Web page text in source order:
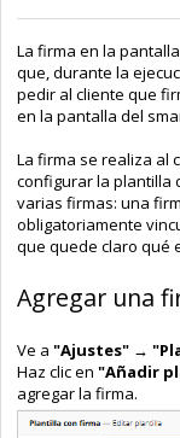
La firma en la
que, durante la
pedir al cliente que
en la pantalla del
La firma se realiza al
configurar la plantilla
varias firmas: una
obligatoriamente
que quede claro qué
Agregar una
Ve a "Ajustes" →
Haz clic en "Añadir
agregar la firma.